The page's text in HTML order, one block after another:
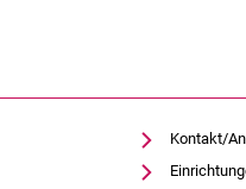
Kontakt/